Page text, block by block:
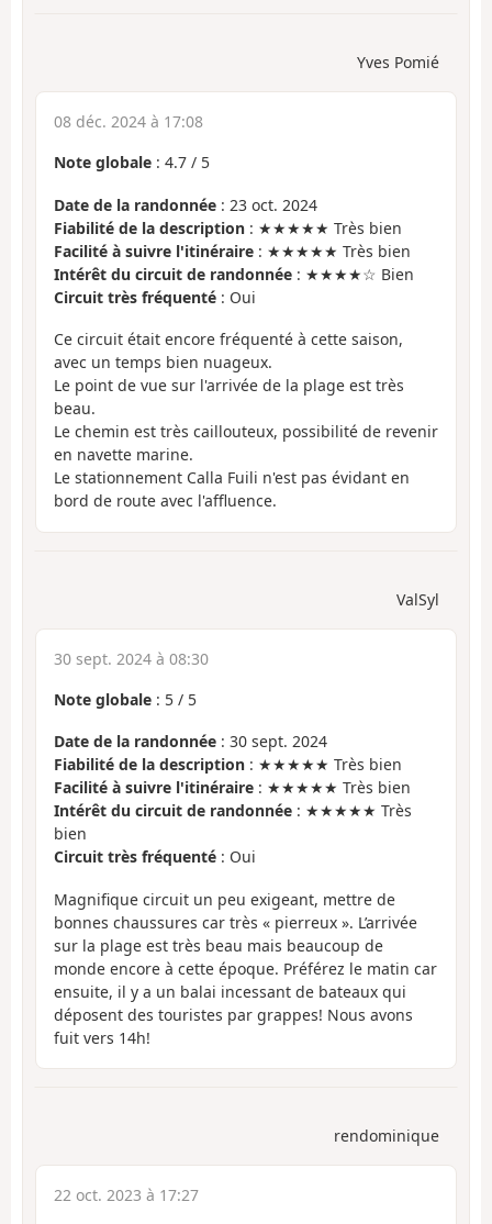
Yves Pomié
08 déc. 2024 à 17:08
Note globale : 4.7 / 5
Date de la randonnée : 23 oct. 2024
Fiabilité de la description : ★★★★★ Très bien
Facilité à suivre l'itinéraire : ★★★★★ Très bien
Intérêt du circuit de randonnée : ★★★★☆ Bien
Circuit très fréquenté : Oui
Ce circuit était encore fréquenté à cette saison,
avec un temps bien nuageux.
Le point de vue sur l'arrivée de la plage est très
beau.
Le chemin est très caillouteux, possibilité de revenir
en navette marine.
Le stationnement Calla Fuili n'est pas évidant en
bord de route avec l'affluence.
ValSyl
30 sept. 2024 à 08:30
Note globale : 5 / 5
Date de la randonnée : 30 sept. 2024
Fiabilité de la description : ★★★★★ Très bien
Facilité à suivre l'itinéraire : ★★★★★ Très bien
Intérêt du circuit de randonnée : ★★★★★ Très
bien
Circuit très fréquenté : Oui
Magnifique circuit un peu exigeant, mettre de
bonnes chaussures car très « pierreux ». L’arrivée
sur la plage est très beau mais beaucoup de
monde encore à cette époque. Préférez le matin car
ensuite, il y a un balai incessant de bateaux qui
déposent des touristes par grappes! Nous avons
fuit vers 14h!
rendominique
22 oct. 2023 à 17:27